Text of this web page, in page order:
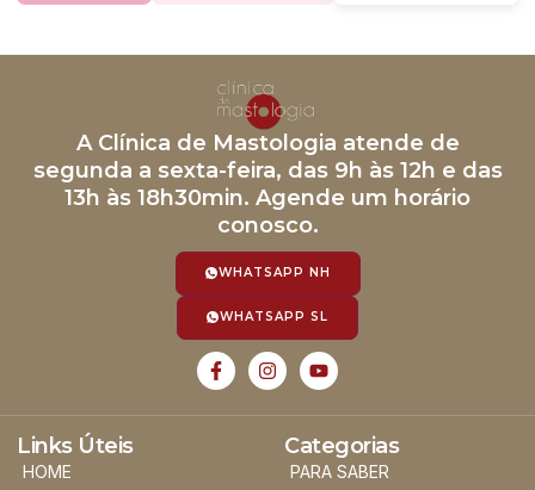
A Clínica de Mastologia atende de
segunda a sexta-feira, das 9h às 12h e das
13h às 18h30min. Agende um horário
conosco.
WHATSAPP NH
WHATSAPP SL
Links Úteis
HOME
Categorias
PARA SABER